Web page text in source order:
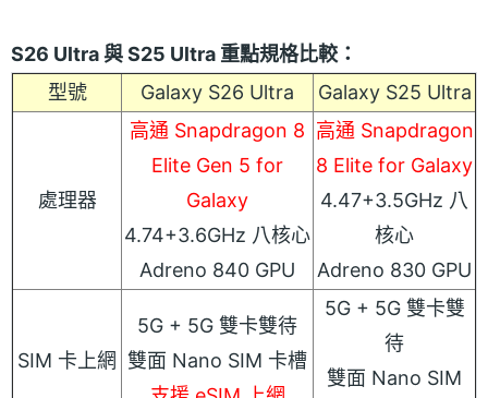
S26 Ultra 與 S25 Ultra 重點規格比較：
型號
Galaxy S26 Ultra Galaxy S25 Ultra
處理器
高通 Snapdragon 8
Elite Gen 5 for
Galaxy
4.74+3.6GHz 八核心
Adreno 840 GPU
高通 Snapdragon
8 Elite for Galaxy
4.47+3.5GHz 八
核心
Adreno 830 GPU
SIM 卡上網
5G + 5G 雙卡雙待
雙面 Nano SIM 卡槽
5G + 5G 雙卡雙
待
雙面 Nano SIM